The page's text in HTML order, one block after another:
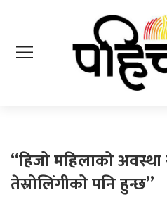
“हिजो महिलाको
तेस्रोलिंगीको पनि हुन्छ”